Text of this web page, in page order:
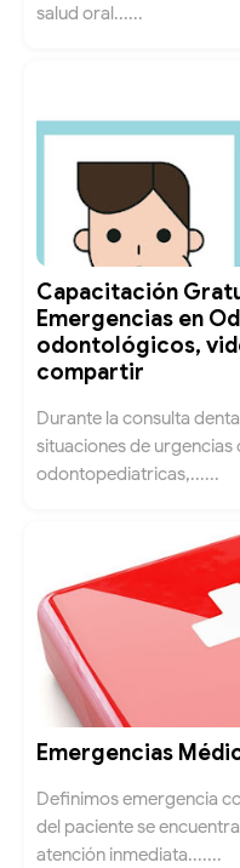
salud oral......
Capacitación
Emergencias en
odontológicos,
compartir
Durante la consulta
situaciones de urgencias
odontopediatricas,......
Emergencias
Definimos emergencia
del paciente se
atención inmediata.......